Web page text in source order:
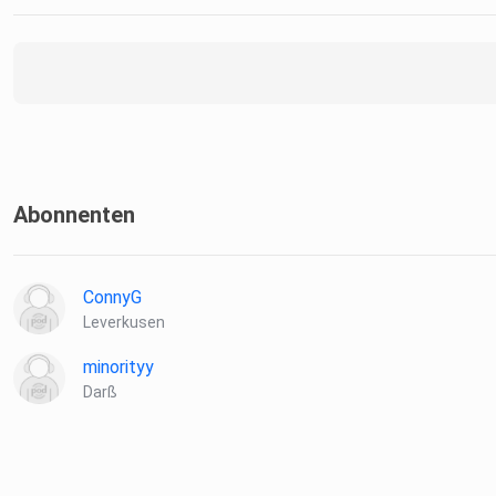
Abonnenten
ConnyG
Leverkusen
minorityy
Darß